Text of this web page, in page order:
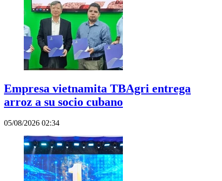
Empresa vietnamita TBAgri entrega
arroz a su socio cubano
05/08/2026 02:34